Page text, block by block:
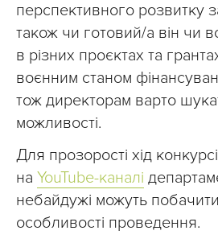
перспективного розвитку
також чи готовий/а він чи
в різних проєктах та
воєнним станом
тож директорам варто
можливості.
Для прозорості хід
на YouTube-каналі
небайдужі можуть
особливості проведення.